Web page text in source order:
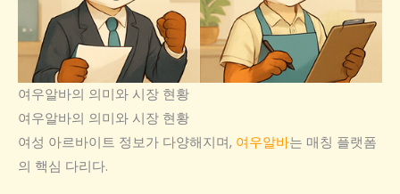
여우알바의 의미와 시장 현황
여우알바의 의미와 시장 현황
여성 아르바이트 정보가 다양해지며, 여우알바는 매칭 플랫폼
의 핵심 다리다.